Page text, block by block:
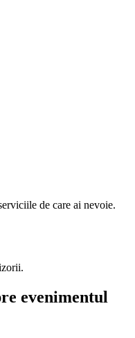
de care ai nevoie.
evenimentul